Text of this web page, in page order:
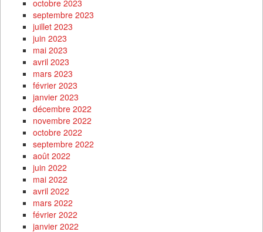
octobre 2023
septembre 2023
juillet 2023
juin 2023
mai 2023
avril 2023
mars 2023
février 2023
janvier 2023
décembre 2022
novembre 2022
octobre 2022
septembre 2022
août 2022
juin 2022
mai 2022
avril 2022
mars 2022
février 2022
janvier 2022